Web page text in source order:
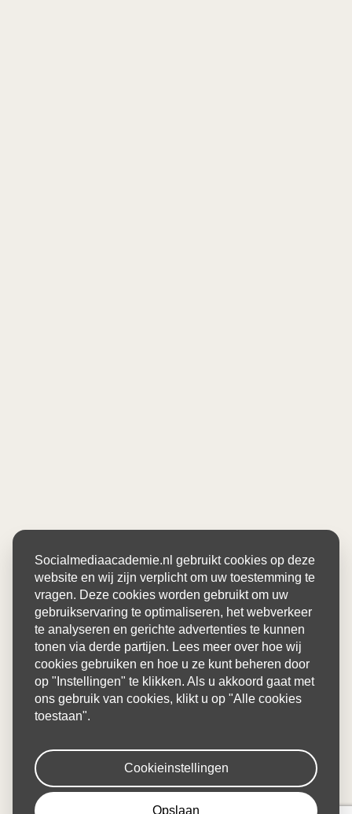
Socialmediaacademie.nl gebruikt cookies op deze
website en wij zijn verplicht om uw toestemming te
vragen. Deze cookies worden gebruikt om uw
gebruikservaring te optimaliseren, het webverkeer
te analyseren en gerichte advertenties te kunnen
tonen via derde partijen. Lees meer over hoe wij
cookies gebruiken en hoe u ze kunt beheren door
op "Instellingen" te klikken. Als u akkoord gaat met
ons gebruik van cookies, klikt u op "Alle cookies
toestaan".
Cookieinstellingen
Opslaan